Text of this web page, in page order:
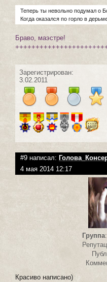
Теперь ты невольно подумал о
Когда оказался по горло в
Браво, маэстре!
Зарегистрирован:
3.02.2011
#9 написал:
4 мая 2014 12:17
Группа:
Красиво написано)